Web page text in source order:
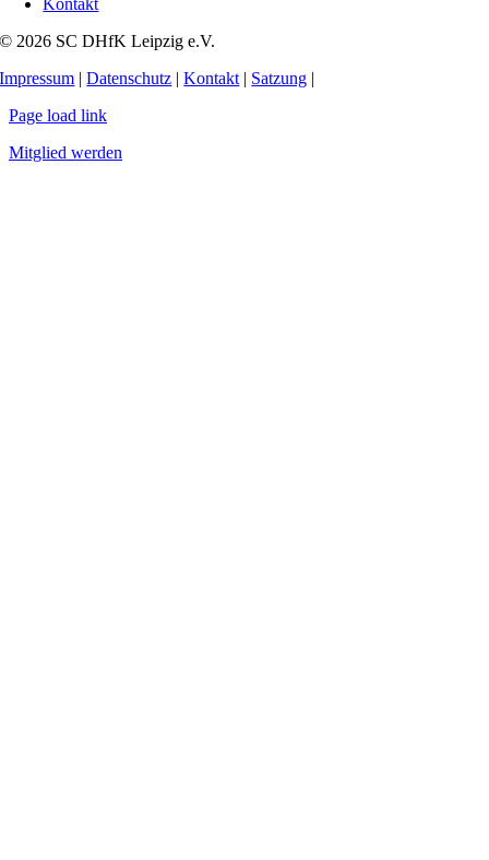
© 2026 SC DHfK Leipzig e.V.
Impressum |Datenschutz |Kontakt | Satzung |
Page load link
Mitglied werden